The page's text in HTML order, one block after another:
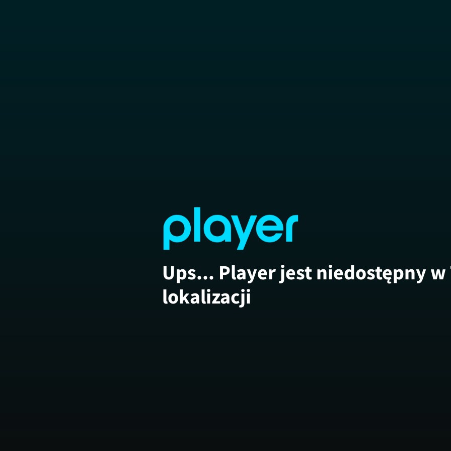
Ups... Player jest niedostępny
lokalizacji